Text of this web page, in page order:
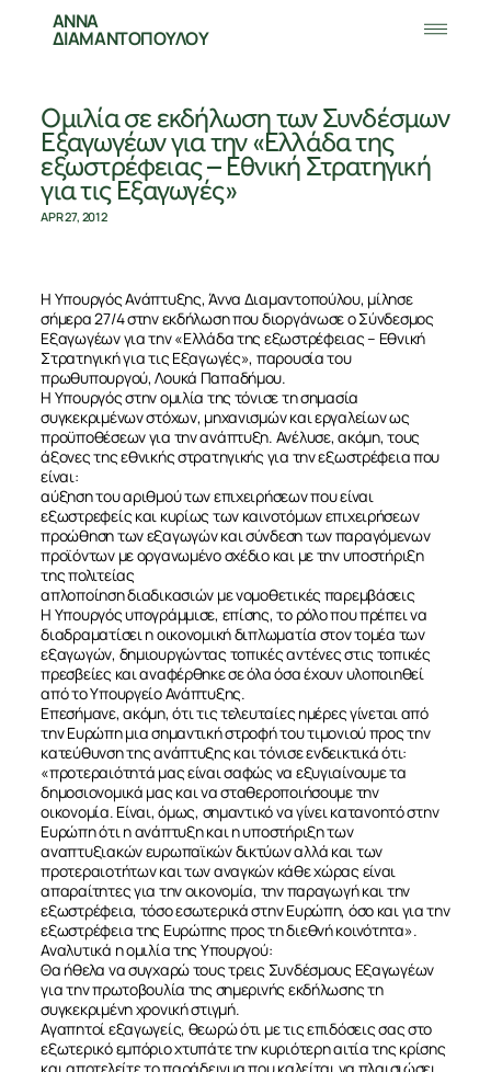
ΑΝΝΑ
ΔΙΑΜΑΝΤΟΠΟΥΛΟΥ
Ομιλία σε εκδήλωση των Συνδέσμων
Εξαγωγέων για την «Ελλάδα της
εξωστρέφειας – Εθνική Στρατηγική
για τις Εξαγωγές»
APR 27, 2012
Η Υπουργός Ανάπτυξης, Άννα Διαμαντοπούλου, μίλησε
σήμερα 27/4 στην εκδήλωση που διοργάνωσε ο Σύνδεσμος
Εξαγωγέων για την «Ελλάδα της εξωστρέφειας – Εθνική
Στρατηγική για τις Εξαγωγές», παρουσία του
πρωθυπουργού, Λουκά Παπαδήμου.
Η Υπουργός στην ομιλία της τόνισε τη σημασία
συγκεκριμένων στόχων, μηχανισμών και εργαλείων ως
προϋποθέσεων για την ανάπτυξη. Ανέλυσε, ακόμη, τους
άξονες της εθνικής στρατηγικής για την εξωστρέφεια που
είναι:
αύξηση του αριθμού των επιχειρήσεων που είναι
εξωστρεφείς και κυρίως των καινοτόμων επιχειρήσεων
προώθηση των εξαγωγών και σύνδεση των παραγόμενων
προϊόντων με οργανωμένο σχέδιο και με την υποστήριξη
της πολιτείας
απλοποίηση διαδικασιών με νομοθετικές παρεμβάσεις
Η Υπουργός υπογράμμισε, επίσης, το ρόλο που πρέπει να
διαδραματίσει η οικονομική διπλωματία στον τομέα των
εξαγωγών, δημιουργώντας τοπικές αντένες στις τοπικές
πρεσβείες και αναφέρθηκε σε όλα όσα έχουν υλοποιηθεί
από το Υπουργείο Ανάπτυξης.
Επεσήμανε, ακόμη, ότι τις τελευταίες ημέρες γίνεται από
την Ευρώπη μια σημαντική στροφή του τιμονιού προς την
κατεύθυνση της ανάπτυξης και τόνισε ενδεικτικά ότι:
«προτεραιότητά μας είναι σαφώς να εξυγιαίνουμε τα
δημοσιονομικά μας και να σταθεροποιήσουμε την
οικονομία. Είναι, όμως, σημαντικό να γίνει κατανοητό στην
Ευρώπη ότι η ανάπτυξη και η υποστήριξη των
αναπτυξιακών ευρωπαϊκών δικτύων αλλά και των
προτεραιοτήτων και των αναγκών κάθε χώρας είναι
απαραίτητες για την οικονομία, την παραγωγή και την
εξωστρέφεια, τόσο εσωτερικά στην Ευρώπη, όσο και για την
εξωστρέφεια της Ευρώπης προς τη διεθνή κοινότητα».
Αναλυτικά η ομιλία της Υπουργού:
Θα ήθελα να συγχαρώ τους τρεις Συνδέσμους Εξαγωγέων
για την πρωτοβουλία της σημερινής εκδήλωσης τη
συγκεκριμένη χρονική στιγμή.
Αγαπητοί εξαγωγείς, θεωρώ ότι με τις επιδόσεις σας στο
εξωτερικό εμπόριο χτυπάτε την κυριότερη αιτία της κρίσης
και αποτελείτε το παράδειγμα που καλείται να πλαισιώσει